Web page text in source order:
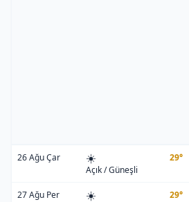
26 Ağu Çar ☀️
Açık / Güneşli
29°
27 Ağu Per ☀️ 29°